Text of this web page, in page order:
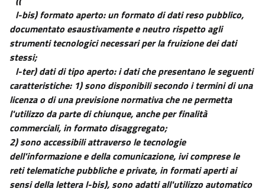
64 ter
64 quater
((...))
66
Capo VI
SVILUPPO, ACQUISIZIONE E RIUSO DI SISTEMI INFORMATICI NELLE
PUBBLICHE AMMINISTRAZIONI
67
68
69
l-bis) formato aperto: un formato di dati reso pubblico,
documentato esaustivamente e neutro rispetto agli
strumenti tecnologici necessari per la fruizione dei dati
stessi;
l-ter) dati di tipo aperto: i dati che presentano le seguenti
caratteristiche: 1) sono disponibili secondo i termini di una
licenza o di una previsione normativa che ne permetta
l'utilizzo da parte di chiunque, anche per finalità
commerciali, in formato disaggregato;
2) sono accessibili attraverso le tecnologie
dell'informazione e della comunicazione, ivi comprese le
reti telematiche pubbliche e private, in formati aperti ai
sensi della lettera l-bis), sono adatti all'utilizzo automatico